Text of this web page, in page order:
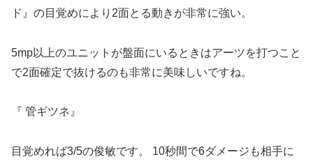
ド』の目覚めにより2面とる動きが非常に強い。
5mp以上のユニットが盤面にいるときはアーツを打つこと
で2面確定で抜けるのも非常に美味しいですね。
『 管ギツネ』
目覚めれば3/5の俊敏です。 10秒間で6ダメージも相手に